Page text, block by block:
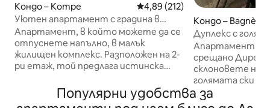
Кондо – Котре Средна оценка: 4,89 от 5,
4,89 (212)
Уютен апартамент с градина в
Котере
Апартамент, в който можете да се
отпуснете напълно, в малък
жилищен комплекс. Разположен на 2-
ри етаж, той предлага истинска
тераса и градина от 100 м², изцяло
запазени за апартамента. Тихо
Кондо –
e
Дуплекс с голяма панорамна
басейн
Апартамент за
срещано Директен достъп до
склоновете на
голямата ски
65 кв. м
апартамент/18
Популярни удобства за